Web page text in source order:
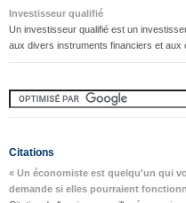
Investisseur qualifié
Un investisseur qualifié est un
aux divers instruments financiers et aux
Citations
« Un économiste est quelqu'un qui
demande si elles pourraient